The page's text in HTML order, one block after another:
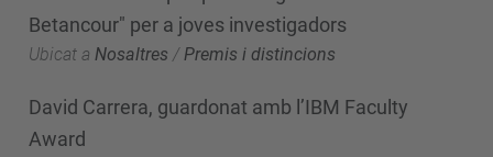
Betancour" per a joves investigadors
Ubicat a Nosaltres / Premis i distincions
David Carrera, guardonat amb l’IBM Faculty
Award